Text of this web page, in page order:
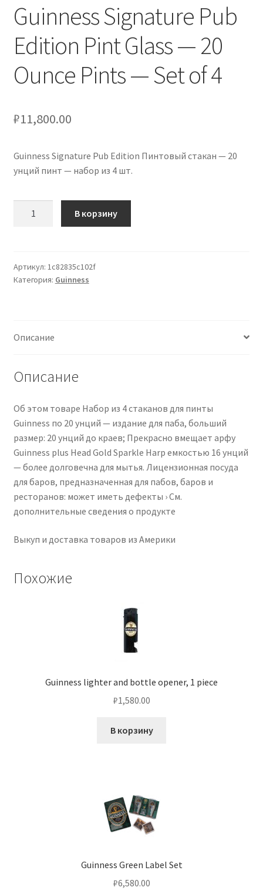
Guinness Signature Pub
Edition Pint Glass — 20
Ounce Pints — Set of 4
₽11,800.00
Guinness Signature Pub Edition Пинтовый стакан — 20
унций пинт — набор из 4 шт.
Pub
Edition
20
-
of
4
В корзину
Артикул: 1c82835c102f
Категория: Guinness
Описание
Описание
Об этом товаре Набор из 4 стаканов для пинты
Guinness по 20 унций — издание для паба, больший
размер: 20 унций до краев; Прекрасно вмещает арфу
Guinness plus Head Gold Sparkle Harp емкостью 16 унций
— более долговечна для мытья. Лицензионная посуда
для баров, предназначенная для пабов, баров и
ресторанов: может иметь дефекты › См.
дополнительные сведения о продукте
Выкуп и доставка товаров из Америки
Похожие
Guinness lighter and bottle opener, 1 piece
₽1,580.00
В корзину
Guinness Green Label Set
₽6,580.00